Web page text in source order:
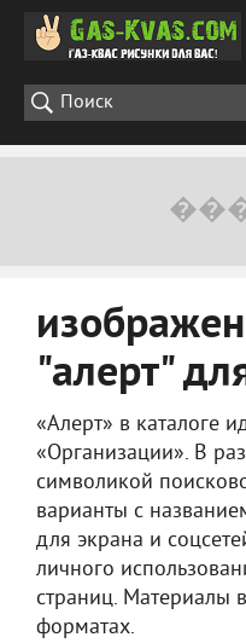
"алерт"
«Алерт» в каталоге
«Организации». В
символикой
варианты с
для экрана и
личного
страниц. Материалы
форматах.